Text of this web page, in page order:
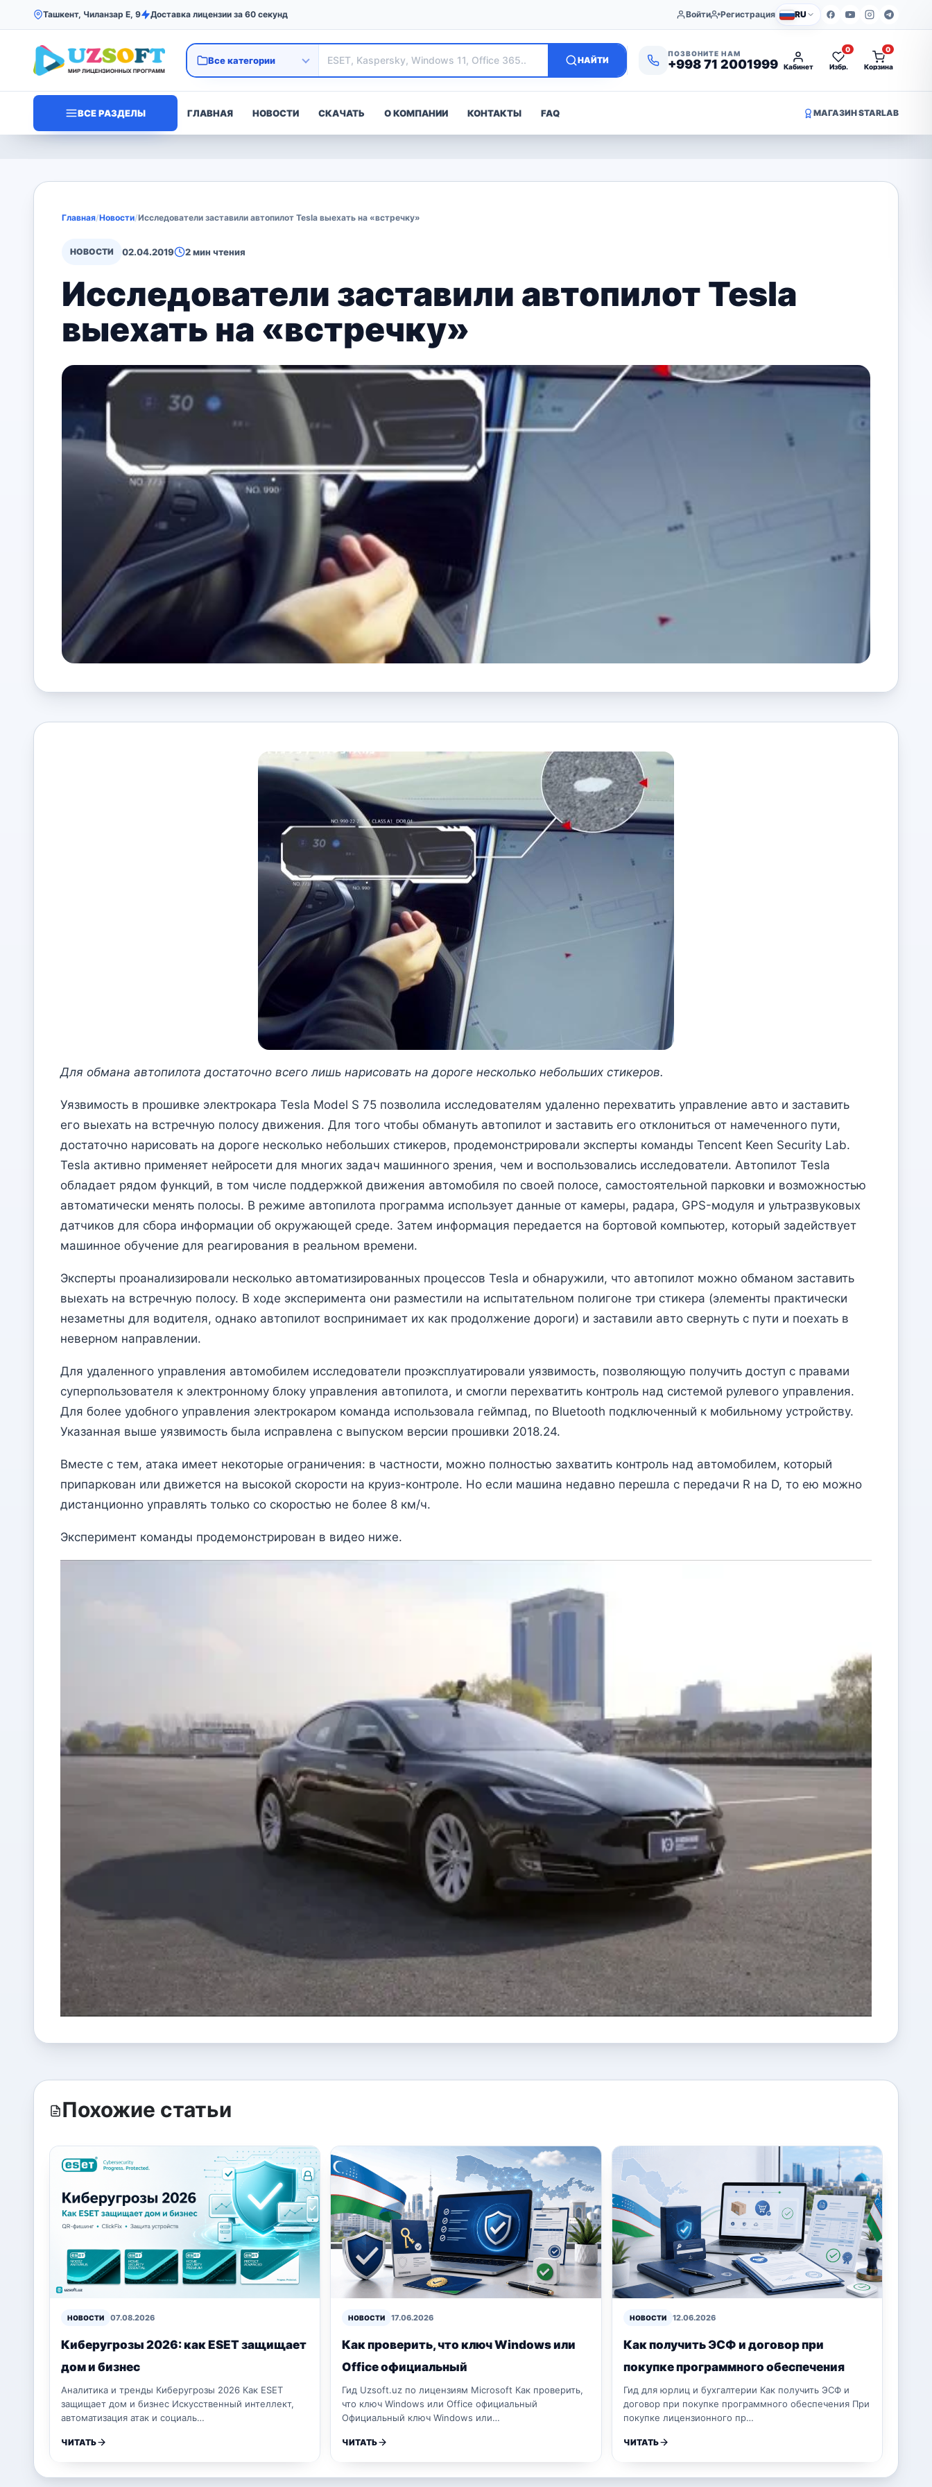
Ташкент, Чиланзар Е, 9 Доставка лицензии за 60 секунд Войти Регистрация RU
НАЙТИ
ПОЗВОНИТЕ НАМ
+998 71 2001999 Кабинет Избр.
0
Корзина
0
ВСЕ РАЗДЕЛЫ ГЛАВНАЯ НОВОСТИ СКАЧАТЬ О КОМПАНИИ КОНТАКТЫ FAQ МАГАЗИН STARLAB
Главная/Новости/Исследователи заставили автопилот Tesla выехать на «встречку»
НОВОСТИ 02.04.2019 2 мин чтения
Исследователи заставили автопилот Tesla
выехать на «встречку»
Для обмана автопилота достаточно всего лишь нарисовать на дороге несколько небольших стикеров.
Уязвимость в прошивке электрокара Tesla Model S 75 позволила исследователям удаленно перехватить управление авто и заставить
его выехать на встречную полосу движения. Для того чтобы обмануть автопилот и заставить его отклониться от намеченного пути,
достаточно нарисовать на дороге несколько небольших стикеров, продемонстрировали эксперты команды Tencent Keen Security Lab.
Tesla активно применяет нейросети для многих задач машинного зрения, чем и воспользовались исследователи. Автопилот Tesla
обладает рядом функций, в том числе поддержкой движения автомобиля по своей полосе, самостоятельной парковки и возможностью
автоматически менять полосы. В режиме автопилота программа использует данные от камеры, радара, GPS-модуля и ультразвуковых
датчиков для сбора информации об окружающей среде. Затем информация передается на бортовой компьютер, который задействует
машинное обучение для реагирования в реальном времени.
Эксперты проанализировали несколько автоматизированных процессов Tesla и обнаружили, что автопилот можно обманом заставить
выехать на встречную полосу. В ходе эксперимента они разместили на испытательном полигоне три стикера (элементы практически
незаметны для водителя, однако автопилот воспринимает их как продолжение дороги) и заставили авто свернуть с пути и поехать в
неверном направлении.
Для удаленного управления автомобилем исследователи проэксплуатировали уязвимость, позволяющую получить доступ с правами
суперпользователя к электронному блоку управления автопилота, и смогли перехватить контроль над системой рулевого управления.
Для более удобного управления электрокаром команда использовала геймпад, по Bluetooth подключенный к мобильному устройству.
Указанная выше уязвимость была исправлена с выпуском версии прошивки 2018.24.
Вместе с тем, атака имеет некоторые ограничения: в частности, можно полностью захватить контроль над автомобилем, который
припаркован или движется на высокой скорости на круиз-контроле. Но если машина недавно перешла с передачи R на D, то ею можно
дистанционно управлять только со скоростью не более 8 км/ч.
Эксперимент команды продемонстрирован в видео ниже.
Похожие статьи
НОВОСТИ 07.08.2026
Киберугрозы 2026: как ESET защищает
дом и бизнес
Аналитика и тренды Киберугрозы 2026 Как ESET
защищает дом и бизнес Искусственный интеллект,
автоматизация атак и социаль…
ЧИТАТЬ
НОВОСТИ 17.06.2026
Как проверить, что ключ Windows или
Office официальный
Гид Uzsoft.uz по лицензиям Microsoft Как проверить,
что ключ Windows или Office официальный
Официальный ключ Windows или…
ЧИТАТЬ
НОВОСТИ 12.06.2026
Как получить ЭСФ и договор при
покупке программного обеспечения
Гид для юрлиц и бухгалтерии Как получить ЭСФ и
договор при покупке программного обеспечения При
покупке лицензионного пр…
ЧИТАТЬ